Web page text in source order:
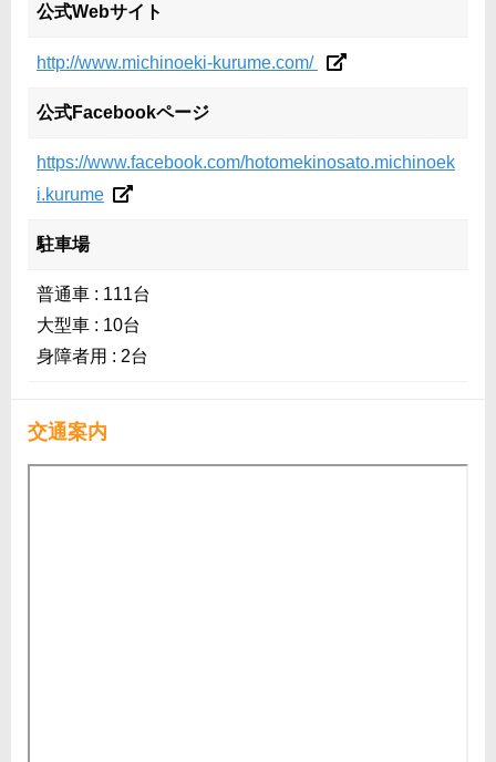
公式Webサイト
http://www.michinoeki-kurume.com/
公式Facebookページ
https://www.facebook.com/hotomekinosato.michinoek
i.kurume
駐車場
普通車 : 111台
大型車 : 10台
身障者用 : 2台
交通案内